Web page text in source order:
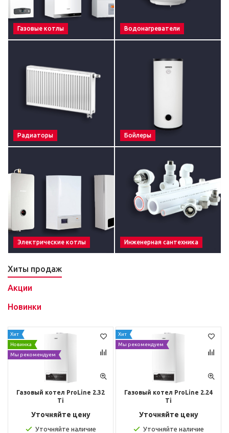
Газовые котлы Водонагреватели
Радиаторы Бойлеры
Электрические котлы Инженерная сантехника
Хиты продаж
Акции
Новинки
Хит
Новинка
Мы рекомендуем
Газовый котел ProLine 2.32
Ti
Уточняйте цену
Уточняйте наличие
Хит
Мы рекомендуем
Газовый котел ProLine 2.24
Ti
Уточняйте цену
Уточняйте наличие